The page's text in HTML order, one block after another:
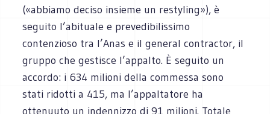
(«abbiamo deciso insieme un restyling»), è
seguito l’abituale e prevedibilissimo
contenzioso tra l’Anas e il general contractor, il
gruppo che gestisce l’appalto. È seguito un
accordo: i 634 milioni della commessa sono
stati ridotti a 415, ma l’appaltatore ha
ottenuuto un indennizzo di 91 milioni. Totale